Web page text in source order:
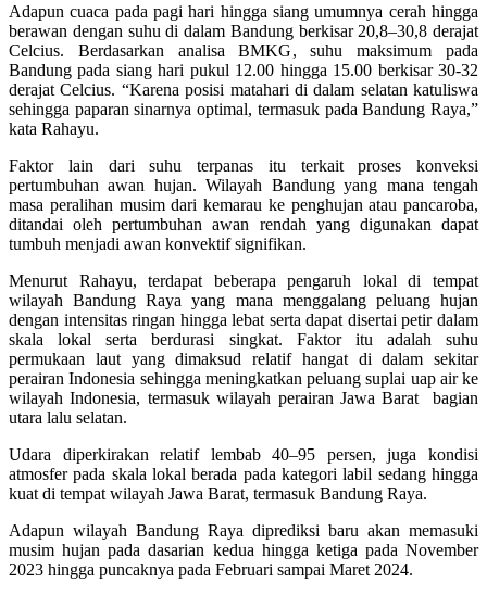
Adapun cuaca pada pagi hari hingga siang umumnya cerah hingga
berawan dengan suhu di dalam Bandung berkisar 20,8–30,8 derajat
Celcius. Berdasarkan analisa BMKG, suhu maksimum pada
Bandung pada siang hari pukul 12.00 hingga 15.00 berkisar 30-32
derajat Celcius. “Karena posisi matahari di dalam selatan katuliswa
sehingga paparan sinarnya optimal, termasuk pada Bandung Raya,”
kata Rahayu.
Faktor lain dari suhu terpanas itu terkait proses konveksi
pertumbuhan awan hujan. Wilayah Bandung yang mana tengah
masa peralihan musim dari kemarau ke penghujan atau pancaroba,
ditandai oleh pertumbuhan awan rendah yang digunakan dapat
tumbuh menjadi awan konvektif signifikan.
Menurut Rahayu, terdapat beberapa pengaruh lokal di tempat
wilayah Bandung Raya yang mana menggalang peluang hujan
dengan intensitas ringan hingga lebat serta dapat disertai petir dalam
skala lokal serta berdurasi singkat. Faktor itu adalah suhu
permukaan laut yang dimaksud relatif hangat di dalam sekitar
perairan Indonesia sehingga meningkatkan peluang suplai uap air ke
wilayah Indonesia, termasuk wilayah perairan Jawa Barat bagian
utara lalu selatan.
Udara diperkirakan relatif lembab 40–95 persen, juga kondisi
atmosfer pada skala lokal berada pada kategori labil sedang hingga
kuat di tempat wilayah Jawa Barat, termasuk Bandung Raya.
Adapun wilayah Bandung Raya diprediksi baru akan memasuki
musim hujan pada dasarian kedua hingga ketiga pada November
2023 hingga puncaknya pada Februari sampai Maret 2024.